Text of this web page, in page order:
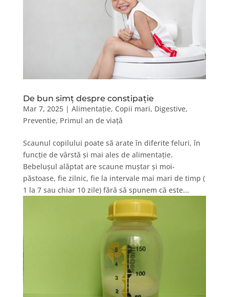
De bun simț despre constipație
Mar 7, 2025| Alimentație, Copii mari, Digestive,
Preventie, Primul an de viață
Scaunul copilului poate să arate în diferite feluri, în
funcție de vârstă și mai ales de alimentație.
Bebelușul alăptat are scaune muștar și moi-
păstoase, fie zilnic, fie la intervale mai mari de timp (
1 la 7 sau chiar 10 zile) fără să spunem că este...